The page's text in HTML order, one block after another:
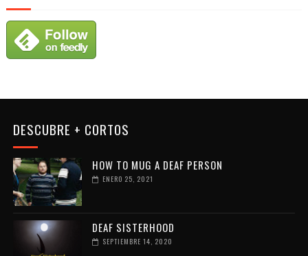
DESCUBRE + CORTOS
HOW TO MUG A DEAF PERSON
ENERO 25, 2021
DEAF SISTERHOOD
SEPTIEMBRE 14, 2020